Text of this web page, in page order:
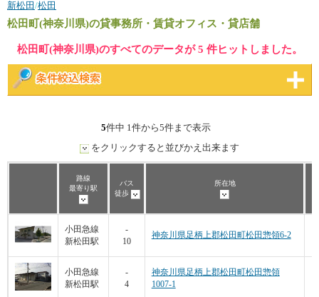
新松田 /松田
松田町(神奈川県)の貸事務所・賃貸オフィス・貸店舗
松田町(神奈川県)のすべてのデータが 5 件ヒットしました。
5件中 1件から5件まで表示
をクリックすると並びかえ出来ます
路線
最寄り駅
バス
徒歩
所在地
小田急線
新松田駅
-
10
神奈川県足柄上郡松田町松田惣領6-2
小田急線
新松田駅
-
4
神奈川県足柄上郡松田町松田惣領
1007-1